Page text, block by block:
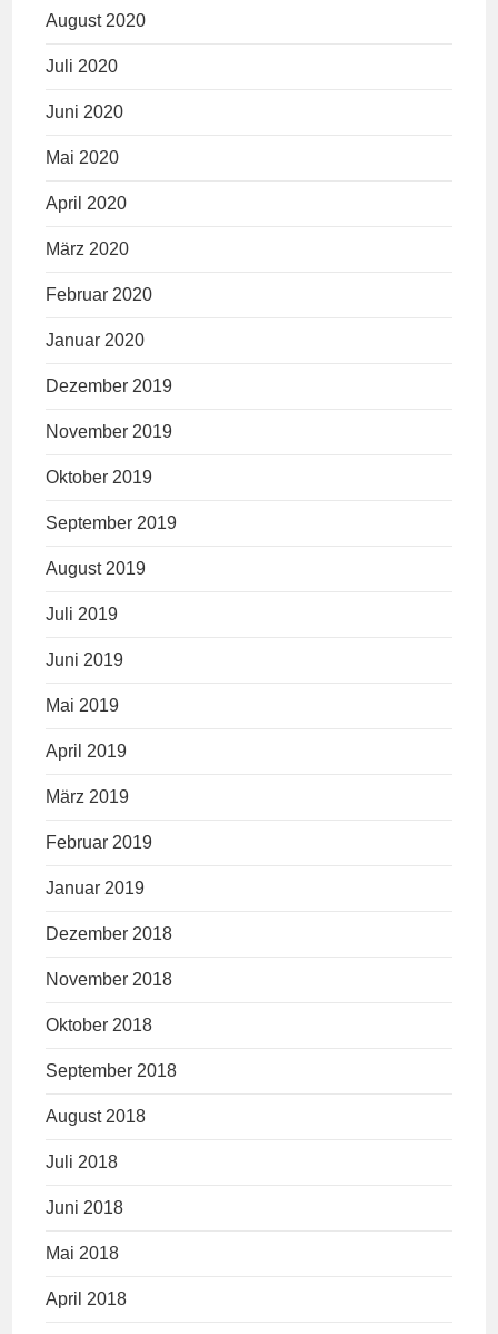
August 2020
Juli 2020
Juni 2020
Mai 2020
April 2020
März 2020
Februar 2020
Januar 2020
Dezember 2019
November 2019
Oktober 2019
September 2019
August 2019
Juli 2019
Juni 2019
Mai 2019
April 2019
März 2019
Februar 2019
Januar 2019
Dezember 2018
November 2018
Oktober 2018
September 2018
August 2018
Juli 2018
Juni 2018
Mai 2018
April 2018